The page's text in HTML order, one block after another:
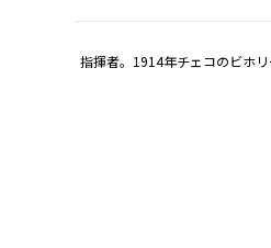
指揮者。1914年チェコのビホ